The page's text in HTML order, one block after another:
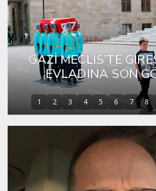
GAZİ MECLİS’TE
EVLADINA SON
1 2 3 4 5 6 7 8